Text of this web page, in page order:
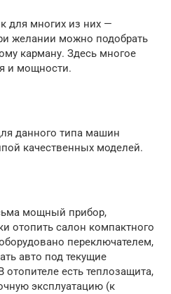
для многих из них —
желании можно подобрать
карману. Здесь многое
и мощности.
данного типа машин
качественных моделей.
мощный прибор,
отопить салон компактного
переключателем,
авто под текущие
отопителе есть теплозащита,
эксплуатацию (к